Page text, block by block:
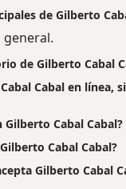
de Gilberto
general.
de Gilberto Cabal
Cabal en línea,
Cabal Cabal?
Cabal Cabal?
Gilberto Cabal